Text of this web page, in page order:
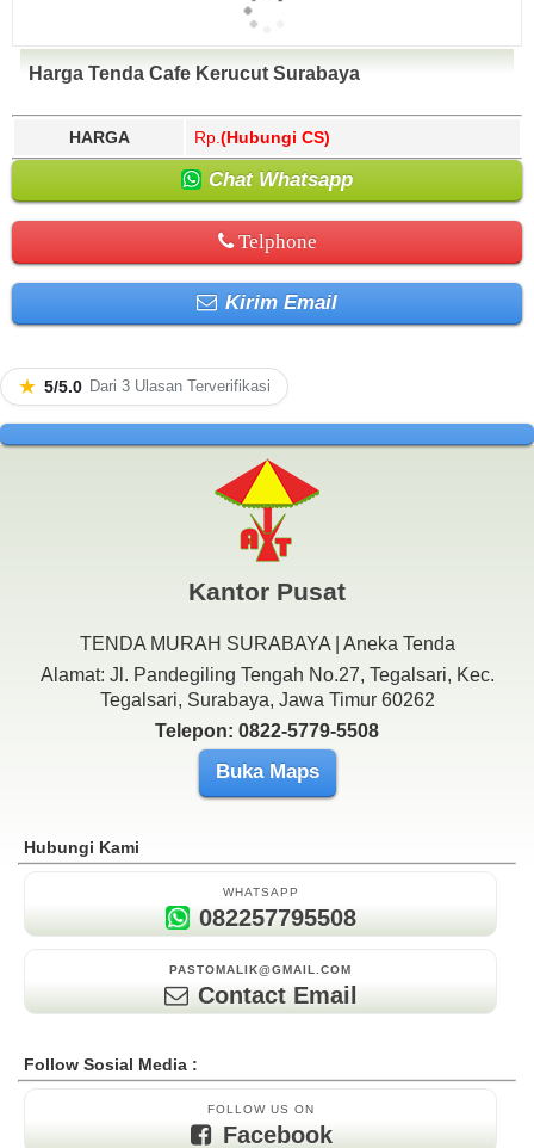
Harga Tenda Cafe Kerucut Surabaya
HARGA Rp. (Hubungi CS)
Chat Whatsapp
Telphone
Kirim Email
★ 5/5.0 Dari 3 Ulasan Terverifikasi
Kantor Pusat
TENDA MURAH SURABAYA | Aneka Tenda
Alamat: Jl. Pandegiling Tengah No.27, Tegalsari, Kec.
Tegalsari, Surabaya, Jawa Timur 60262
Telepon: 0822-5779-5508
Buka Maps
Hubungi Kami
WHATSAPP
082257795508
PASTOMALIK@GMAIL.COM
Contact Email
Follow Sosial Media :
FOLLOW US ON
Facebook